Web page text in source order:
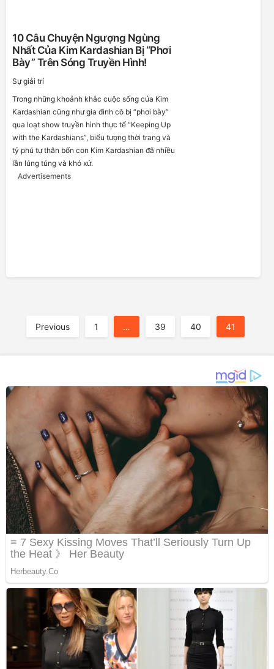
10 Câu Chuyện Ngượng Ngùng
Nhất Của Kim Kardashian Bị “phơi
Bày” Trên Sóng Truyền Hình!
Sự giải trí
Trong những khoảnh khắc cuộc sống của Kim
Kardashian cũng như gia đình cô bị “phơi bày”
qua loạt show truyền hình thực tế “Keeping Up
with the Kardashians”, biểu tượng thời trang và
tỷ phú tự thân bốn con Kim Kardashian đã nhiều
lần lúng túng và khó xử.
Advertisements
Previous 1 … 39 40 41